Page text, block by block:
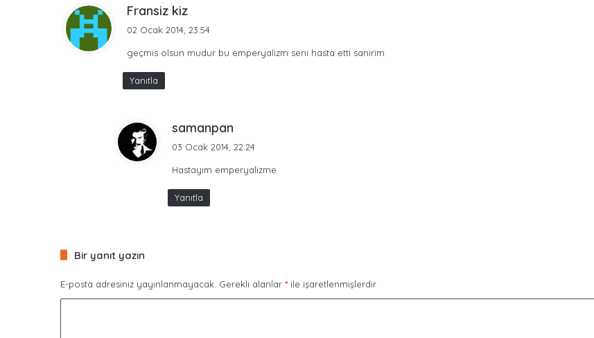
Fransiz kiz
i
02 Ocak 2014, 23:54
geçmis olsun mudur bu emperyalizm seni hasta etti sanirim
Yanıtla
samanpan
i
03 Ocak 2014, 22:24
Hastayım emperyalizme
Yanıtla
Bir yanıt yazın
E-posta adresiniz yayınlanmayacak. Gerekli alanlar * ile işaretlenmişlerdir